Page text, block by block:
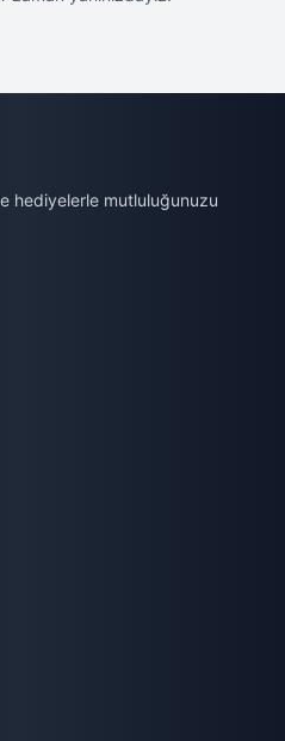
hediyelerle mutluluğunuzu